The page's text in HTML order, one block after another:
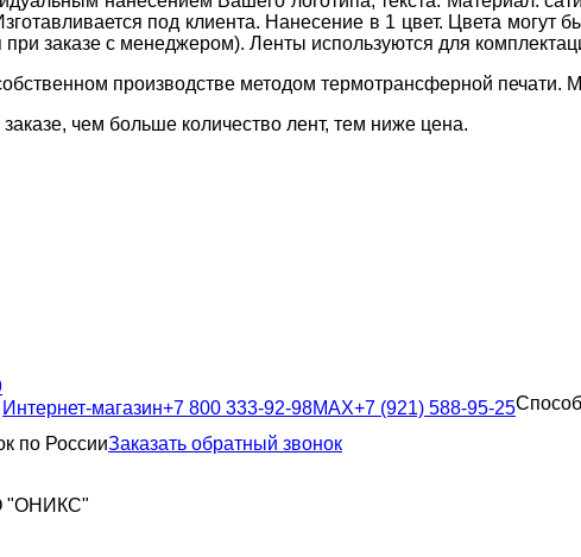
под клиента. Нанесение в 1 цвет. Цвета
заказе с менеджером). Ленты используются для
производстве методом термотрансферной печати.
чем больше количество лент, тем ниже цена.
Интернет-магазин+7 800 333-92-98MAX+7 (921) 588-95-25
по РоссииЗаказать обратный звонок
"ОНИКС"